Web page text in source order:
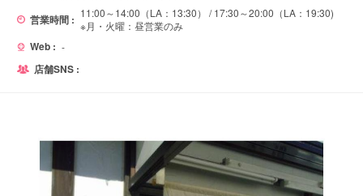
営業時間 : 11:00～14:00（LA：13:30） / 17:30～20:00（LA：19:30)
※月・火曜：昼営業のみ
Web : -
店舗SNS :